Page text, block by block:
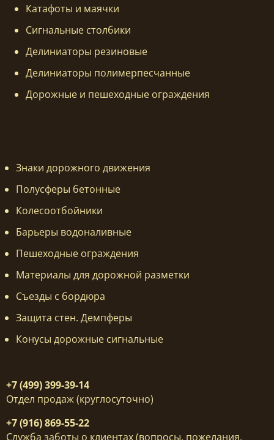
Катафоты и маячки
Сигнальные столбики
Делиниаторы резиновые
Делиниаторы полимерпесчанные
Дорожные и пешеходные ограждения
Знаки дорожного движения
Полусферы бетонные
Колесоотбойники
Барьеры водоналивные
Пешеходные ограждения
Материалы для дорожной разметки
Съезды с бордюра
Защита стен. Демпферы
Конусы дорожные сигнальные
+7 (499) 399-39-14
Отдел продаж (круглосуточно)
+7 (916) 869-55-22
Служба заботы о клиентах (вопросы, пожелания,